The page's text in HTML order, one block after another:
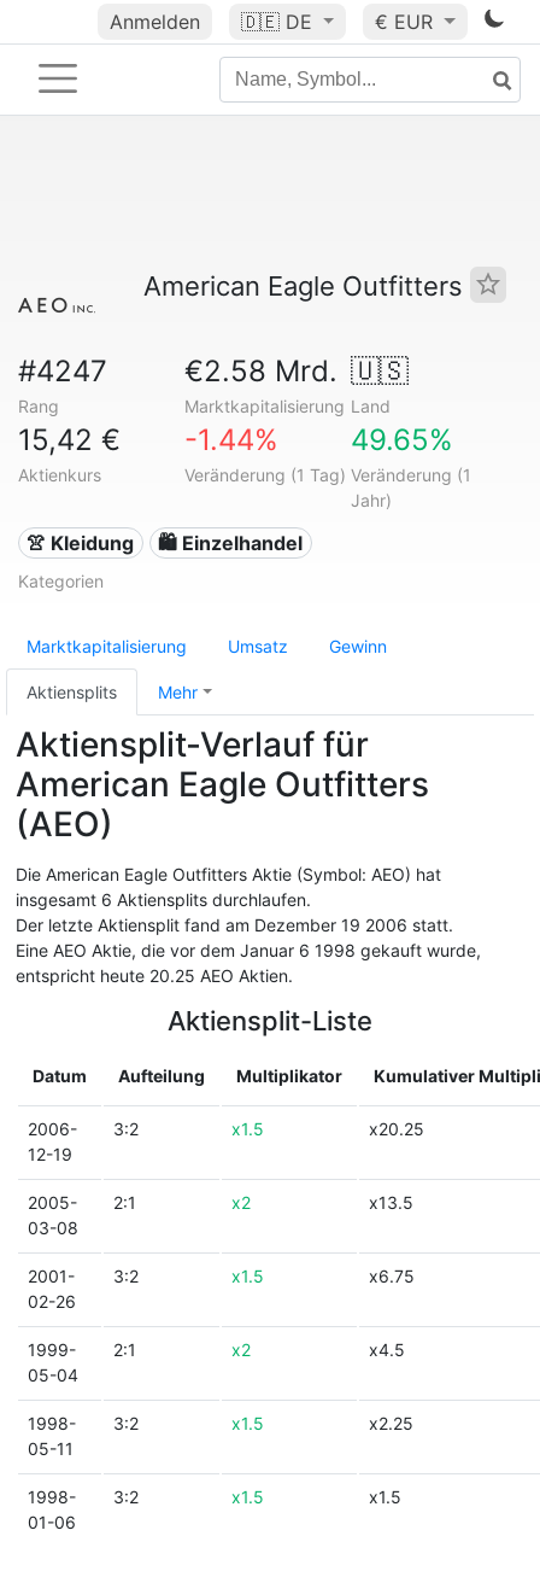
Anmelden 🇩🇪 DE € EUR
American Eagle Outfitters
#4247
Rang
€2.58 Mrd.
Marktkapitalisierung
🇺🇸
Land
15,42 €
Aktienkurs
-1.44%
Veränderung (1 Tag)
49.65%
Veränderung (1
Jahr)
👚 Kleidung 🛍️ Einzelhandel
Kategorien
Marktkapitalisierung Umsatz Gewinn
Aktiensplits Mehr
Aktiensplit-Verlauf für
American Eagle Outfitters
(AEO)
Die American Eagle Outfitters Aktie (Symbol: AEO) hat
insgesamt 6 Aktiensplits durchlaufen.
Der letzte Aktiensplit fand am Dezember 19 2006 statt.
Eine AEO Aktie, die vor dem Januar 6 1998 gekauft wurde,
entspricht heute 20.25 AEO Aktien.
Aktiensplit-Liste
Datum Aufteilung Multiplikator Kumulativer
2006-
12-19
3:2 x1.5 x20.25
2005-
03-08
2:1 x2 x13.5
2001-
02-26
3:2 x1.5 x6.75
1999-
05-04
2:1 x2 x4.5
1998-
05-11
3:2 x1.5 x2.25
1998-
01-06
3:2 x1.5 x1.5